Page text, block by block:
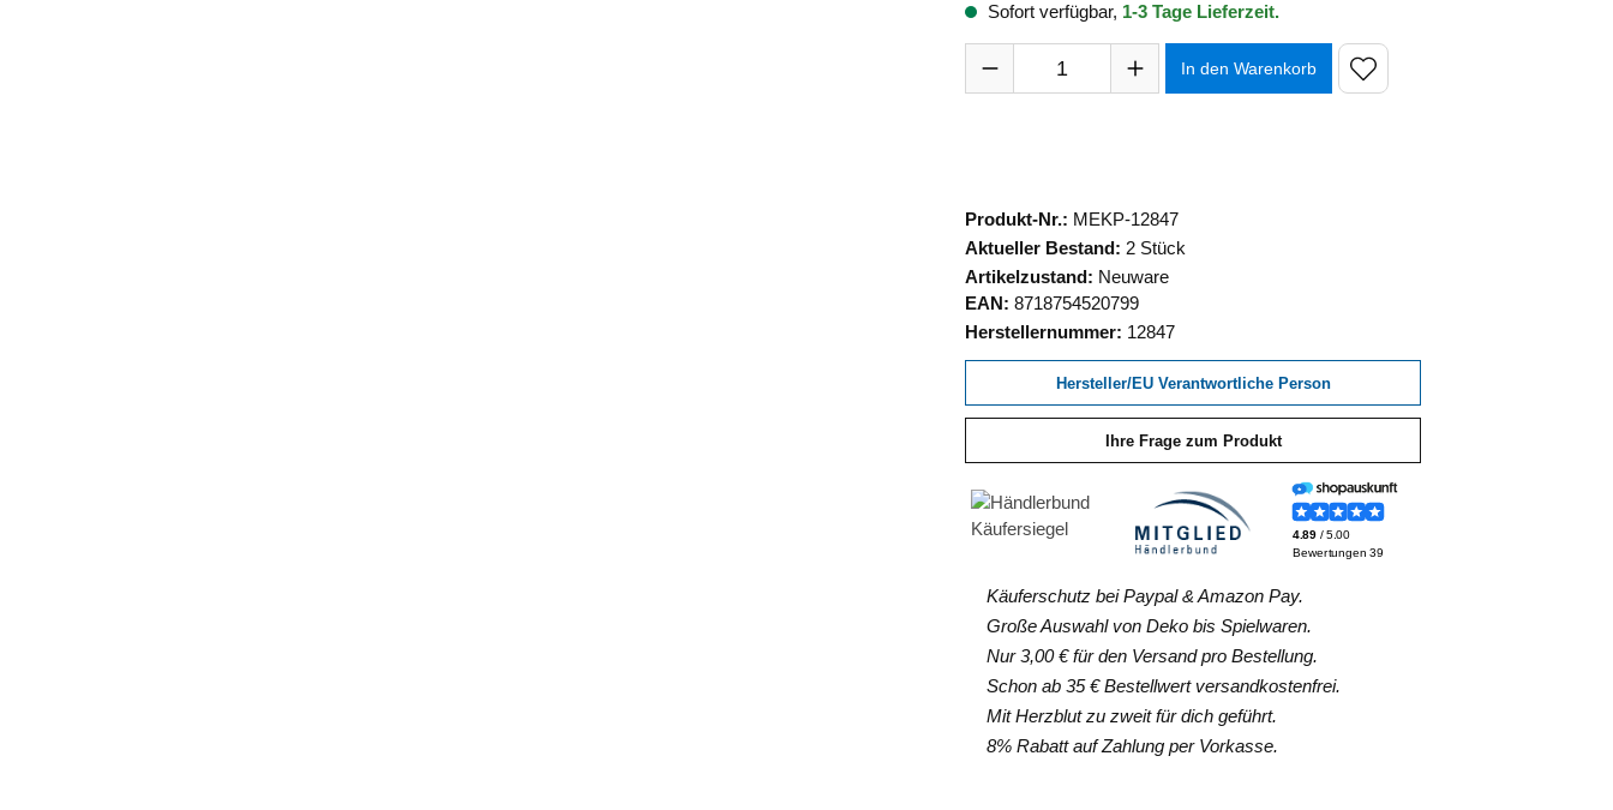
Sofort verfügbar, 1-3 Tage Lieferzeit.
Produkt Anzahl: Gib den gewünschten Wert ein oder benutze die
In den Warenkorb
Produkt-Nr.: MEKP-12847
Aktueller Bestand: 2 Stück
Artikelzustand: Neuware
EAN: 8718754520799
Herstellernummer: 12847
Hersteller/EU Verantwortliche Person
Ihre Frage zum Produkt
Käuferschutz bei Paypal & Amazon Pay.
Große Auswahl von Deko bis Spielwaren.
Nur 3,00 € für den Versand pro Bestellung.
Schon ab 35 € Bestellwert versandkostenfrei.
Mit Herzblut zu zweit für dich geführt.
8% Rabatt auf Zahlung per Vorkasse.